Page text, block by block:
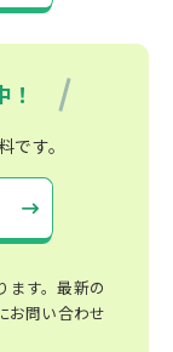
す。
ます。最新の
お問い合わせ